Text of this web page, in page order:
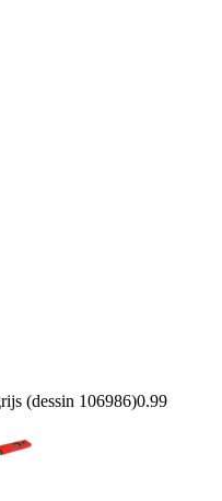
(dessin 106986)0.99